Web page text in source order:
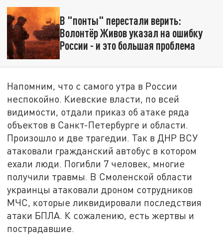
В "понты" перестали верить:
Волонтёр Живов указал на ошибку
России - и это большая проблема
Напомним, что с самого утра в России
неспокойно. Киевские власти, по всей
видимости, отдали приказ об атаке ряда
объектов в Санкт-Петербурге и области.
Произошло и две трагедии. Так в ДНР ВСУ
атаковали гражданский автобус в котором
ехали люди. Погибли 7 человек, многие
получили травмы. В Смоленской области
украинцы атаковали дроном сотрудников
МЧС, которые ликвидировали последствия
атаки БПЛА. К сожалению, есть жертвы и
пострадавшие.